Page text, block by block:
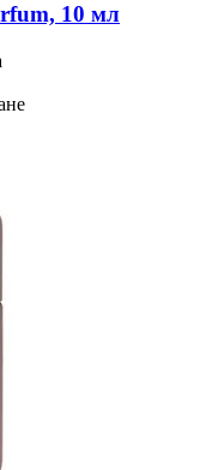
10 мл